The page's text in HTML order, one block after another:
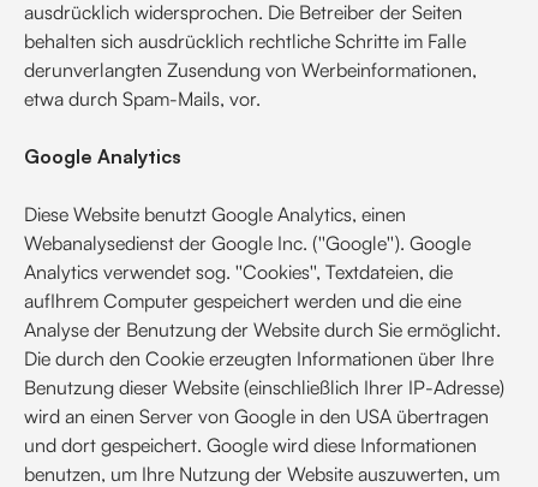
ausdrücklich widersprochen. Die Betreiber der Seiten
behalten sich ausdrücklich rechtliche Schritte im Falle
derunverlangten Zusendung von Werbeinformationen,
etwa durch Spam-Mails, vor.
Google Analytics
Diese Website benutzt Google Analytics, einen
Webanalysedienst der Google Inc. (''Google''). Google
Analytics verwendet sog. ''Cookies'', Textdateien, die
aufIhrem Computer gespeichert werden und die eine
Analyse der Benutzung der Website durch Sie ermöglicht.
Die durch den Cookie erzeugten Informationen über Ihre
Benutzung dieser Website (einschließlich Ihrer IP-Adresse)
wird an einen Server von Google in den USA übertragen
und dort gespeichert. Google wird diese Informationen
benutzen, um Ihre Nutzung der Website auszuwerten, um